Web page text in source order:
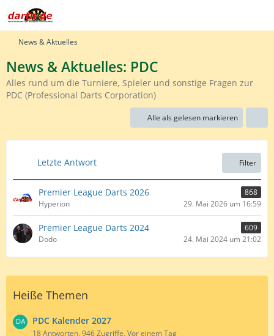
News & Aktuelles
News & Aktuelles: PDC
Alles rund um die Turniere, Spieler und sonstige Fragen zur
PDC (Professional Darts Corporation)
Alle als gelesen markieren
Letzte Antwort Filter
Premier League Darts 2026
868
Hyperion
29. Mai 2026 um 16:59
Premier League Darts 2024
609
Dodo
24. Mai 2024 um 21:02
Heiße Themen
PDC Kalender 2027
18 Antworten, 946 Zugriffe, Vor einem Tag